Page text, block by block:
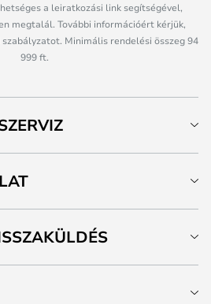
a leiratkozási link segítségével,
megtalál. További információért kérjük,
Minimális rendelési összeg 94
999 ft.